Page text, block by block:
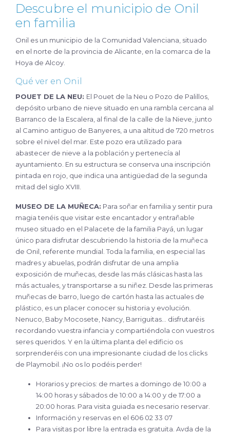
Descubre el municipio de Onil
en familia
Onil es un municipio de la Comunidad Valenciana, situado
en el norte de la provincia de Alicante, en la comarca de la
Hoya de Alcoy.
Qué ver en Onil
POUET DE LA NEU: El Pouet de la Neu o Pozo de Palillos,
depósito urbano de nieve situado en una rambla cercana al
Barranco de la Escalera, al final de la calle de la Nieve, junto
al Camino antiguo de Banyeres, a una altitud de 720 metros
sobre el nivel del mar. Este pozo era utilizado para
abastecer de nieve a la población y pertenecía al
ayuntamiento. En su estructura se conserva una inscripción
pintada en rojo, que indica una antigüedad de la segunda
mitad del siglo XVIII.
MUSEO DE LA MUÑECA: Para soñar en familia y sentir pura
magia tenéis que visitar este encantador y entrañable
museo situado en el Palacete de la familia Payá, un lugar
único para disfrutar descubriendo la historia de la muñeca
de Onil, referente mundial. Toda la familia, en especial las
madres y abuelas, podrán disfrutar de una amplia
exposición de muñecas, desde las más clásicas hasta las
más actuales, y transportarse a su niñez. Desde las primeras
muñecas de barro, luego de cartón hasta las actuales de
plástico, es un placer conocer su historia y evolución.
Nenuco, Baby Mocosete, Nancy, Barriguitas… disfrutaréis
recordando vuestra infancia y compartiéndola con vuestros
seres queridos. Y en la última planta del edificio os
sorprenderéis con una impresionante ciudad de los clicks
de Playmobil. ¡No os lo podéis perder!
Horarios y precios: de martes a domingo de 10:00 a
14:00 horas y sábados de 10:00 a 14:00 y de 17:00 a
20:00 horas. Para visita guiada es necesario reservar.
Información y reservas en el 606 02 33 07
Para visitas por libre la entrada es gratuita. Avda de la